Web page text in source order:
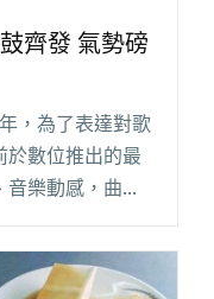
齊發 氣勢磅
，為了表達對歌
於數位推出的最
樂動感，曲中
，除了數位舞
新單曲 MV 釋